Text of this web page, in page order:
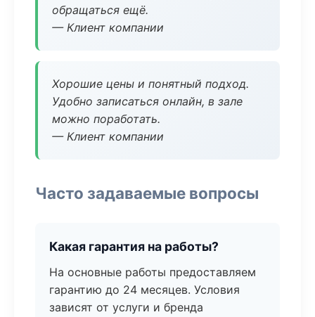
обращаться ещё.
— Клиент компании
Хорошие цены и понятный подход.
Удобно записаться онлайн, в зале
можно поработать.
— Клиент компании
Часто задаваемые вопросы
Какая гарантия на работы?
На основные работы предоставляем
гарантию до 24 месяцев. Условия
зависят от услуги и бренда